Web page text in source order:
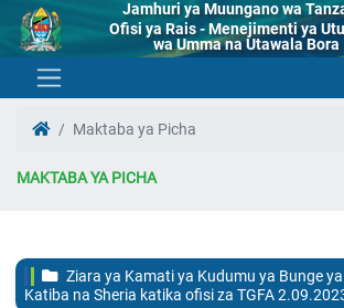
Jamhuri ya Muungano wa
Ofisi ya Rais - Menejimenti ya
wa Umma na Utawala Bora
Maktaba ya Picha
MAKTABA YA PICHA
Ziara ya Kamati ya Kudumu ya Bunge
Katiba na Sheria katika ofisi za TGFA